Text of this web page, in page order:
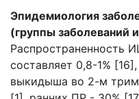
Эпидемиология
(группы заболеваний
Распространенность
составляет 0,8-1%
выкидыша во 2-м